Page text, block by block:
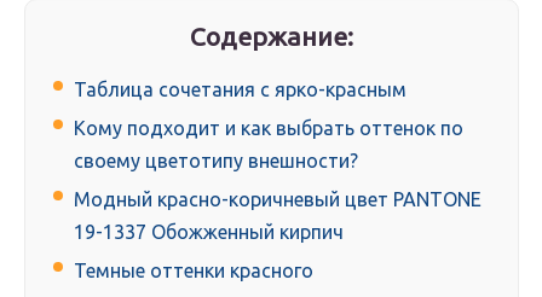
Содержание:
Таблица сочетания с ярко-красным
Кому подходит и как выбрать оттенок по
своему цветотипу внешности?
Модный красно-коричневый цвет PANTONE
19-1337 Обожженный кирпич
Темные оттенки красного